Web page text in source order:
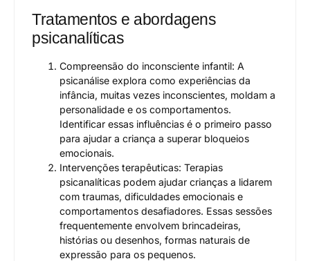
Tratamentos e abordagens
psicanalíticas
Compreensão do inconsciente infantil: A
psicanálise explora como experiências da
infância, muitas vezes inconscientes, moldam a
personalidade e os comportamentos.
Identificar essas influências é o primeiro passo
para ajudar a criança a superar bloqueios
emocionais.
Intervenções terapêuticas: Terapias
psicanalíticas podem ajudar crianças a lidarem
com traumas, dificuldades emocionais e
comportamentos desafiadores. Essas sessões
frequentemente envolvem brincadeiras,
histórias ou desenhos, formas naturais de
expressão para os pequenos.